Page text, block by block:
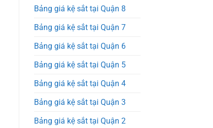
Bảng giá kệ sắt tại Quận 8
Bảng giá kệ sắt tại Quận 7
Bảng giá kệ sắt tại Quận 6
Bảng giá kệ sắt tại Quận 5
Bảng giá kệ sắt tại Quận 4
Bảng giá kệ sắt tại Quận 3
Bảng giá kệ sắt tại Quận 2